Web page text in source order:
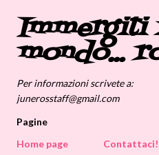
Passa ai
Immergiti
mondo...
Per informazioni scrivete a:
junerosstaff@gmail.com
Pagine
Home page
Contattaci!